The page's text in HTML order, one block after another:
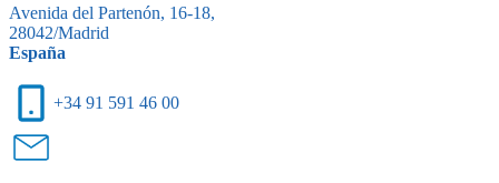
Avenida del Partenón, 16-18,
28042/Madrid
España
+34 91 591 46 00